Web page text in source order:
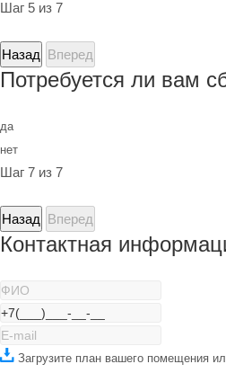
Шаг 5 из 7
Назад Вперед
Потребуется ли вам
да
нет
Шаг 7 из 7
Назад Вперед
Контактная
Загрузите план вашего помещения